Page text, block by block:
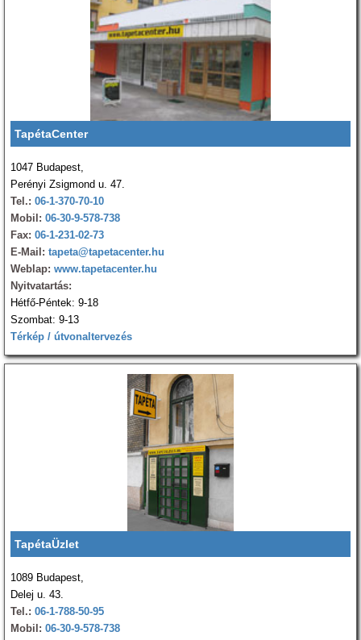
TapétaCenter
1047 Budapest,
Perényi Zsigmond u. 47.
Tel.: 06-1-370-70-10
Mobil: 06-30-9-578-738
Fax: 06-1-231-02-73
E-Mail: tapeta@tapetacenter.hu
Weblap: www.tapetacenter.hu
Nyitvatartás:
Hétfő-Péntek: 9-18
Szombat: 9-13
Térkép / útvonaltervezés
TapétaÜzlet
1089 Budapest,
Delej u. 43.
Tel.: 06-1-788-50-95
Mobil: 06-30-9-578-738